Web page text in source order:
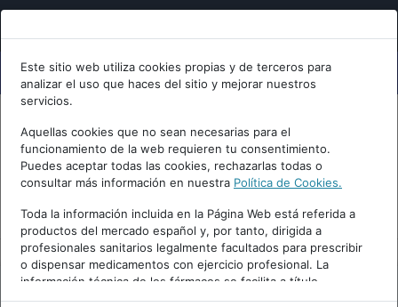
Este sitio web utiliza cookies propias y de terceros para
analizar el uso que haces del sitio y mejorar nuestros
servicios.
Aquellas cookies que no sean necesarias para el
funcionamiento de la web requieren tu consentimiento.
Puedes aceptar todas las cookies, rechazarlas todas o
consultar más información en nuestra Política de Cookies.
Toda la información incluida en la Página Web está referida a
productos del mercado español y, por tanto, dirigida a
profesionales sanitarios legalmente facultados para prescribir
o dispensar medicamentos con ejercicio profesional. La
información técnica de los fármacos se facilita a título
meramente informativo, siendo responsabilidad de los